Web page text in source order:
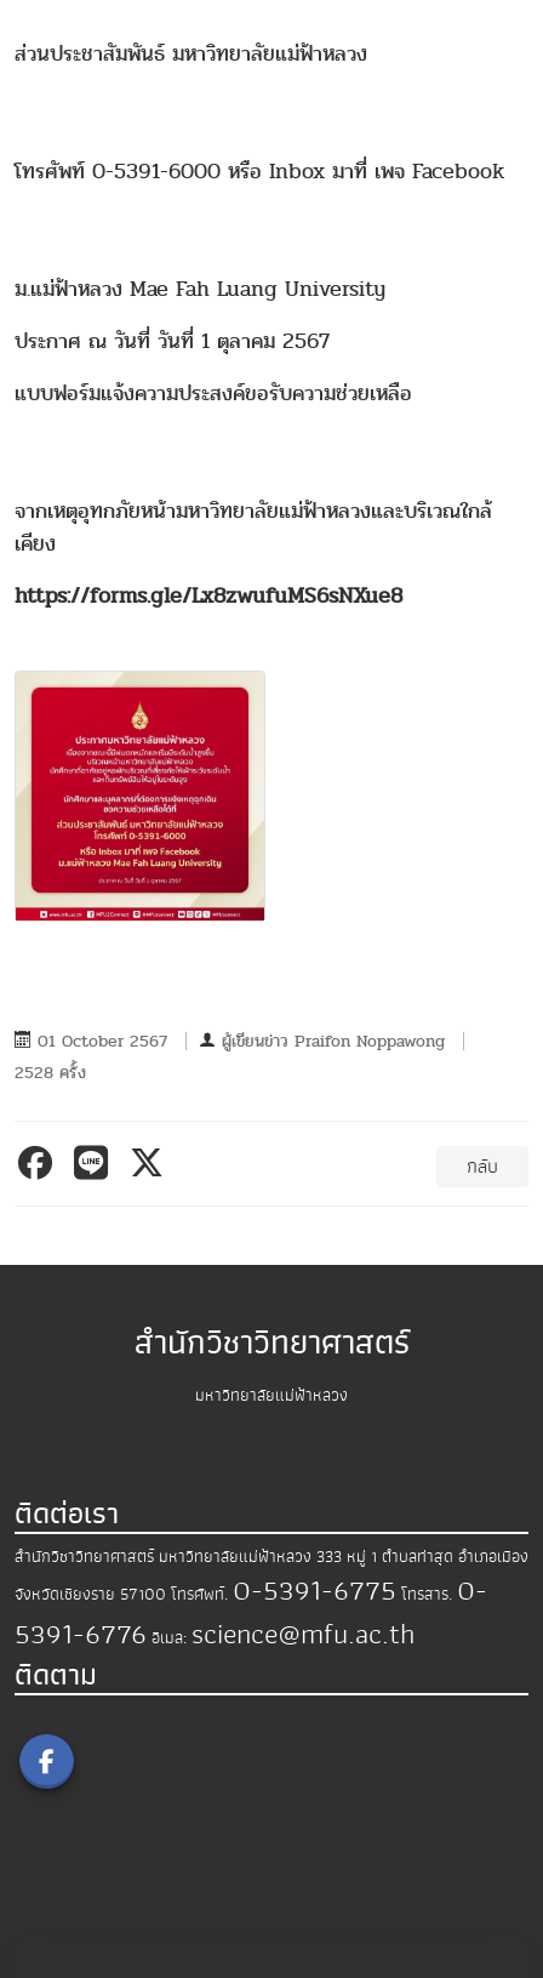
ส่วนประชาสัมพันธ์ มหาวิทยาลัยแม่ฟ้าหลวง
โทรศัพท์ 0-5391-6000 หรือ Inbox มาที่ เพจ Facebook
ม.แม่ฟ้าหลวง Mae Fah Luang University
ประกาศ ณ วันที่ วันที่ 1 ตุลาคม 2567
แบบฟอร์มแจ้งความประสงค์ขอรับความช่วยเหลือ
จากเหตุอุทกภัยหน้ามหาวิทยาลัยแม่ฟ้าหลวงและบริเวณใกล้
เคียง
https://forms.gle/Lx8zwufuMS6sNXue8
01 October 2567 ผู้เขียนข่าว Praifon Noppawong
2528 ครั้ง
กลับ
สำนักวิชาวิทยาศาสตร์
มหาวิทยาลัยแม่ฟ้าหลวง
ติดต่อเรา
สำนักวิชาวิทยาศาสตร์ มหาวิทยาลัยแม่ฟ้าหลวง 333 หมู่ 1 ตำบลท่าสุด อำเภอเมือง
จังหวัดเชียงราย 57100 โทรศัพท์. 0-5391-6775 โทรสาร. 0-
5391-6776 อีเมล: science@mfu.ac.th
ติดตาม